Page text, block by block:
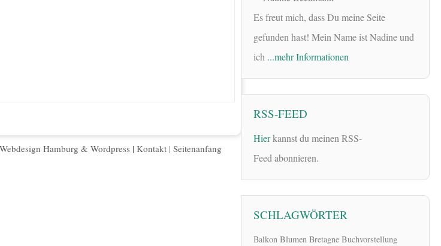
Webdesign Hamburg & Wordpress | Kontakt | Seitenanfang
Es freut mich, dass Du meine Seite
gefunden hast! Mein Name ist Nadine und
ich ...mehr Informationen
RSS-FEED
Hierkannst du meinen RSS-
Feed abonnieren.
SCHLAGWÖRTER
Balkon Blumen Bretagne Buchvorstellung